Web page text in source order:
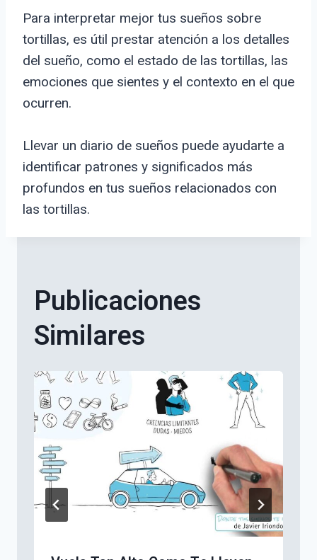
Para interpretar mejor tus sueños sobre
tortillas, es útil prestar atención a los detalles
del sueño, como el estado de las tortillas, las
emociones que sientes y el contexto en el que
ocurren.
Llevar un diario de sueños puede ayudarte a
identificar patrones y significados más
profundos en tus sueños relacionados con
las tortillas.
Publicaciones
Similares